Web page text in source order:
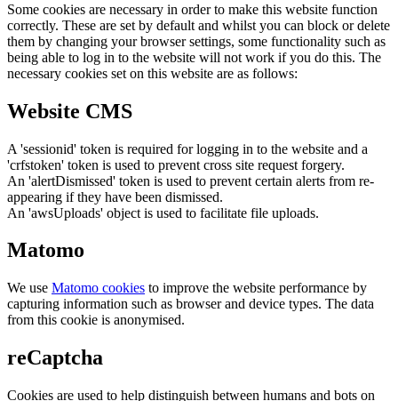
Some cookies are necessary in order to make this website function
correctly. These are set by default and whilst you can block or delete
them by changing your browser settings, some functionality such as
being able to log in to the website will not work if you do this. The
necessary cookies set on this website are as follows:
Website CMS
A 'sessionid' token is required for logging in to the website and a
'crfstoken' token is used to prevent cross site request forgery.
An 'alertDismissed' token is used to prevent certain alerts from re-
appearing if they have been dismissed.
An 'awsUploads' object is used to facilitate file uploads.
Matomo
We use Matomo cookies to improve the website performance by
capturing information such as browser and device types. The data
from this cookie is anonymised.
reCaptcha
Cookies are used to help distinguish between humans and bots on